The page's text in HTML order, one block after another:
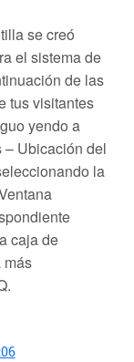
se creó
el sistema de
de las
tus visitantes
yendo a
Ubicación del
la
caja de
más